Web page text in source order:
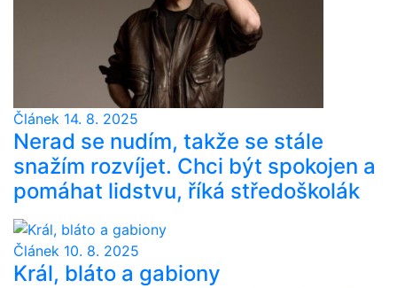
Článek 14. 8. 2025
Nerad se nudím, takže se stále
snažím rozvíjet. Chci být spokojen a
pomáhat lidstvu, říká středoškolák
Článek 10. 8. 2025
Král, bláto a gabiony